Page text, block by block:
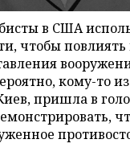
в США
чтобы
кому-то из
пришла в